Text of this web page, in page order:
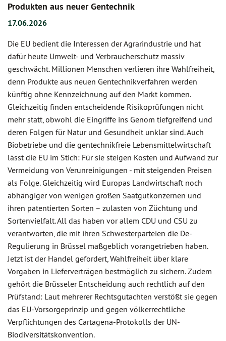
Produkten aus neuer Gentechnik
17.06.2026
Die EU bedient die Interessen der Agrarindustrie und hat
dafür heute Umwelt- und Verbraucherschutz massiv
geschwächt. Millionen Menschen verlieren ihre Wahlfreiheit,
denn Produkte aus neuen Gentechnikverfahren werden
künftig ohne Kennzeichnung auf den Markt kommen.
Gleichzeitig finden entscheidende Risikoprüfungen nicht
mehr statt, obwohl die Eingriffe ins Genom tiefgreifend und
deren Folgen für Natur und Gesundheit unklar sind. Auch
Biobetriebe und die gentechnikfreie Lebensmittelwirtschaft
lässt die EU im Stich: Für sie steigen Kosten und Aufwand zur
Vermeidung von Verunreinigungen - mit steigenden Preisen
als Folge. Gleichzeitig wird Europas Landwirtschaft noch
abhängiger von wenigen großen Saatgutkonzernen und
ihren patentierten Sorten – zulasten von Züchtung und
Sortenvielfalt. All das haben vor allem CDU und CSU zu
verantworten, die mit ihren Schwesterparteien die De-
Regulierung in Brüssel maßgeblich vorangetrieben haben.
Jetzt ist der Handel gefordert, Wahlfreiheit über klare
Vorgaben in Lieferverträgen bestmöglich zu sichern. Zudem
gehört die Brüsseler Entscheidung auch rechtlich auf den
Prüfstand: Laut mehrerer Rechtsgutachten verstößt sie gegen
das EU-Vorsorgeprinzip und gegen völkerrechtliche
Verpflichtungen des Cartagena-Protokolls der UN-
Biodiversitätskonvention.